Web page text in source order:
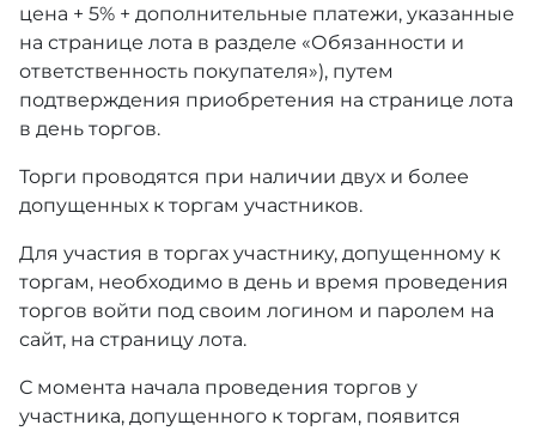
цена + 5% + дополнительные платежи, указанные
на странице лота в разделе «Обязанности и
ответственность покупателя»), путем
подтверждения приобретения на странице лота
в день торгов.
Торги проводятся при наличии двух и более
допущенных к торгам участников.
Для участия в торгах участнику, допущенному к
торгам, необходимо в день и время проведения
торгов войти под своим логином и паролем на
сайт, на страницу лота.
С момента начала проведения торгов у
участника, допущенного к торгам, появится